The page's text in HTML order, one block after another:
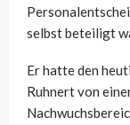
selbst beteiligt
Er hatte den
Ruhnert von